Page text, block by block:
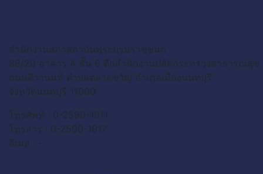
สำนักงานสภาสถาบันพระบรมราชชนก
88/20 อาคาร 4 ชั้น 6 ตึกสำนักงานปลัดกระทรวงสาธารณสุข
ถนนติวานนท์ ตำบลตลาดขวัญ อำเภอเมืองนนทบุรี
จังหวัดนนทบุรี 11000
โทรศัพท์ : 0-2590-1911
โทรสาร : 0-2590-1917
อีเมล : -